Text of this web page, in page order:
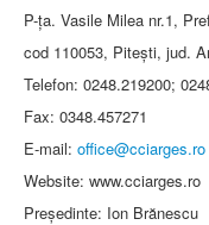
P-ţa. Vasile Milea nr.1,
cod 110053, Piteşti, jud.
Telefon: 0248.219200;
Fax: 0348.457271
E-mail: office@cciarges.ro
Website: www.cciarges.ro
Preşedinte: Ion Brănescu